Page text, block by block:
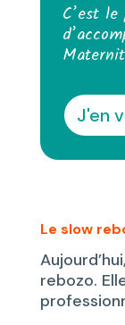
C’est
J'en
Le slow
rebozo.